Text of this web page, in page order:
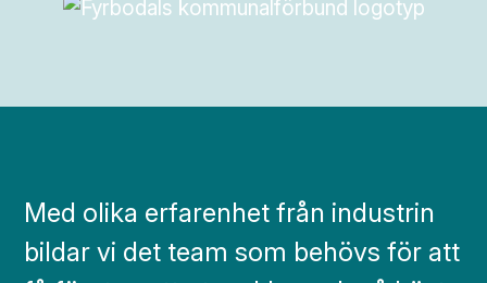
Med olika erfarenhet från industrin
bildar vi det team som behövs för att